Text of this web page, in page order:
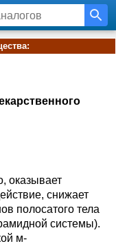
оказывает
снижает
полосатого тела
системы).
м-